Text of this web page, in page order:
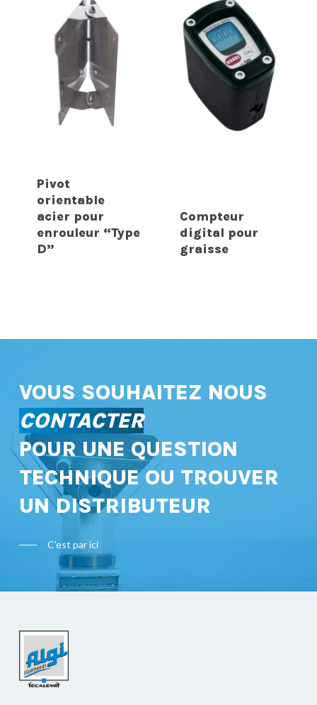
Pivot
orientable
acier pour
enrouleur “Type
D”
Compteur
digital pour
graisse
VOUS SOUHAITEZ NOUS
CONTACTER
POUR UNE QUESTION
TECHNIQUE OU TROUVER
UN DISTRIBUTEUR
C'est par ici